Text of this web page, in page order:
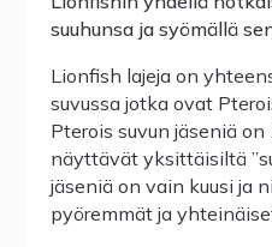
suuhunsa ja syömällä
Lionfish lajeja on
suvussa jotka ovat
Pterois suvun jäseniä
näyttävät yksittäisiltä
jäseniä on vain kuusi ja
pyöremmät ja